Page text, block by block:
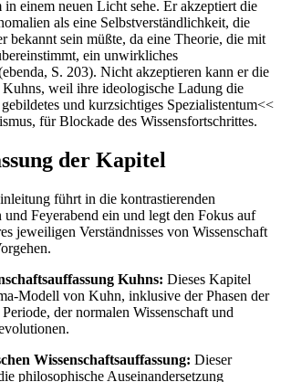
in einem neuen Licht sehe. Er akzeptiert die
als eine Selbstverständlichkeit, die
bekannt sein müßte, da eine Theorie, die mit
ein unwirkliches
S. 203). Nicht akzeptieren kann er die
Kuhns, weil ihre ideologische Ladung die
und kurzsichtiges Spezialistentum<<
für Blockade des Wissensfortschrittes.
der Kapitel
führt in die kontrastierenden
Feyerabend ein und legt den Fokus auf
jeweiligen Verständnisses von Wissenschaft
Kuhns: Dieses Kapitel
Modell von Kuhn, inklusive der Phasen der
der normalen Wissenschaft und
Wissenschaftsauffassung: Dieser
philosophische Auseinandersetzung